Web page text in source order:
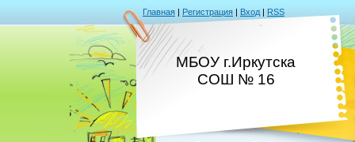
Главная | Регистрация | Вход | RSS
МБОУ г.Иркутска
СОШ № 16